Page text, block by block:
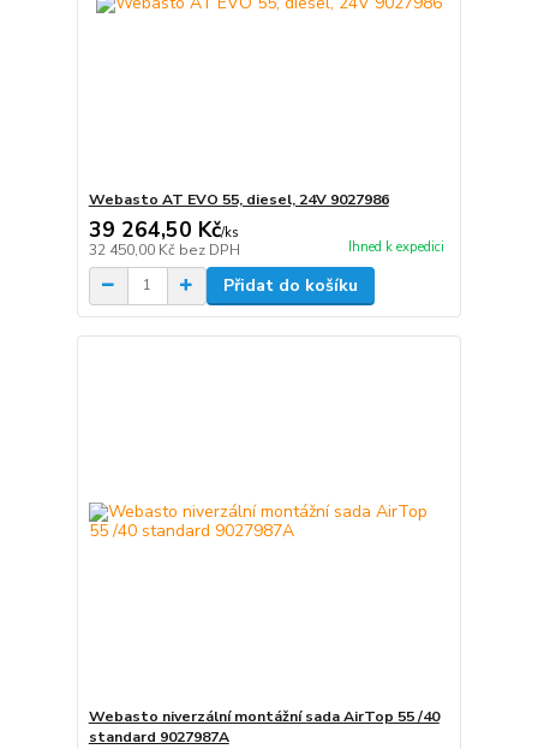
Webasto AT EVO 55, diesel, 24V 9027986
39 264,50 Kč/ks
32 450,00 Kč bez DPH Ihned k expedici
Přidat do košíku
Webasto niverzální montážní sada AirTop 55 /40
standard 9027987A